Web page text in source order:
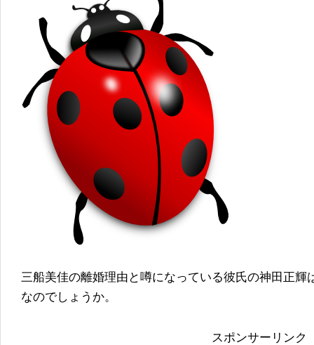
三船美佳の離婚理由と噂になっている彼氏の神田正輝
なのでしょうか。
スポンサーリンク